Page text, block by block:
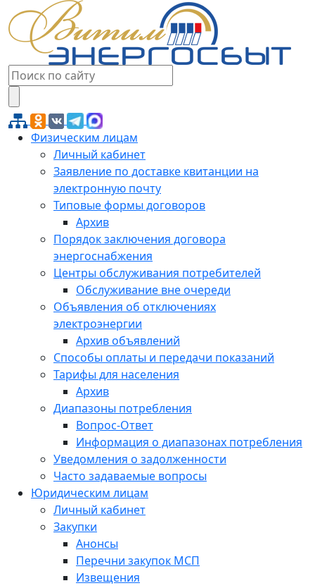
Физическим лицам
Личный кабинет
Заявление по доставке квитанции на
электронную почту
Типовые формы договоров
Архив
Порядок заключения договора
энергоснабжения
Центры обслуживания потребителей
Обслуживание вне очереди
Объявления об отключениях
электроэнергии
Архив объявлений
Способы оплаты и передачи показаний
Тарифы для населения
Архив
Диапазоны потребления
Вопрос-Ответ
Информация о диапазонах потребления
Уведомления о задолженности
Часто задаваемые вопросы
Юридическим лицам
Личный кабинет
Закупки
Анонсы
Перечни закупок МСП
Извещения